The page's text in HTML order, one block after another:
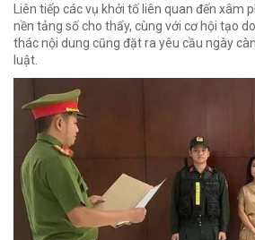
Liên tiếp các vụ khởi tố liên quan đến xâm
nền tảng số cho thấy, cùng với cơ hội tạo
thác nội dung cũng đặt ra yêu cầu ngày
luật.